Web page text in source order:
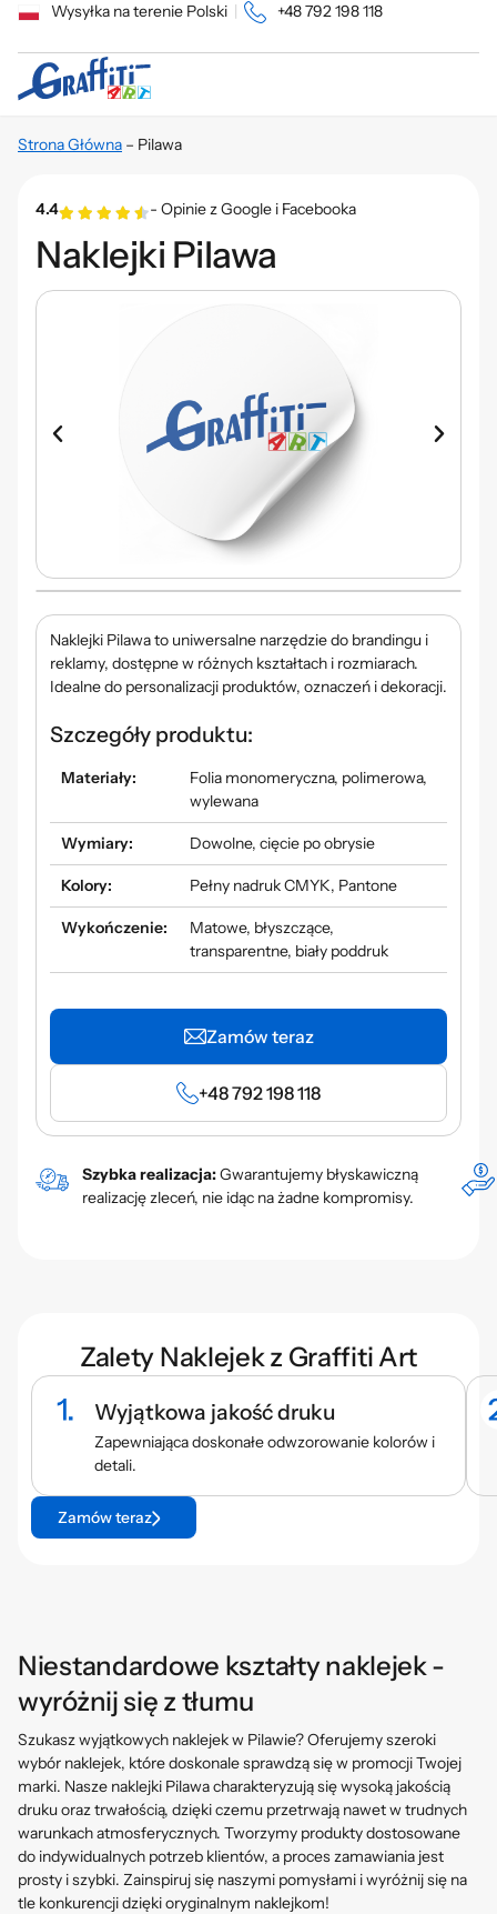
Wysyłka na terenie Polski | +48 792 198 118
Strona Główna – Pilawa
4.4 - Opinie z Google i Facebooka
Naklejki Pilawa
Naklejki Pilawato uniwersalne narzędzie do brandingu i
reklamy, dostępne w różnych kształtach i rozmiarach.
Idealne do personalizacji produktów, oznaczeń i dekoracji.
Szczegóły produktu:
Materiały:
Folia monomeryczna, polimerowa,
wylewana
Wymiary: Dowolne, cięcie po obrysie
Kolory: Pełny nadruk CMYK, Pantone
Wykończenie:
Matowe, błyszczące,
transparentne, biały poddruk
Zamów teraz
+48 792 198 118
Szybka realizacja:Gwarantujemy błyskawiczną
realizację zleceń, nie idąc na żadne kompromisy.
Zalety Naklejek z Graffiti Art
Wyjątkowa jakość druku
Zapewniająca doskonałe odwzorowanie kolorów i
detali.
Zamów teraz
Niestandardowe kształty naklejek -
wyróżnij się z tłumu
Szukasz wyjątkowych naklejek w Pilawie? Oferujemy szeroki
wybór naklejek, które doskonale sprawdzą się w promocji Twojej
marki. Nasze naklejki Pilawa charakteryzują się wysoką jakością
druku oraz trwałością, dzięki czemu przetrwają nawet w trudnych
warunkach atmosferycznych. Tworzymy produkty dostosowane
do indywidualnych potrzeb klientów, a proces zamawiania jest
prosty i szybki. Zainspiruj się naszymi pomysłami i wyróżnij się na
tle konkurencji dzięki oryginalnym naklejkom!